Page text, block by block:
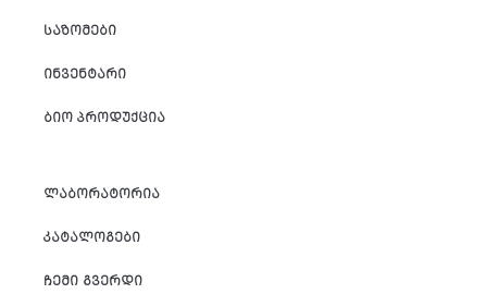
ᲡᲐᲖᲝᲛᲔᲑᲘ
ᲘᲜᲕᲔᲜᲢᲐᲠᲘ
ᲑᲘᲝ ᲞᲠᲝᲓᲣᲥᲪᲘᲐ
ᲚᲐᲑᲝᲠᲐᲢᲝᲠᲘᲐ
ᲙᲐᲢᲐᲚᲝᲒᲔᲑᲘ
ᲩᲔᲛᲘ ᲒᲕᲔᲠᲓᲘ